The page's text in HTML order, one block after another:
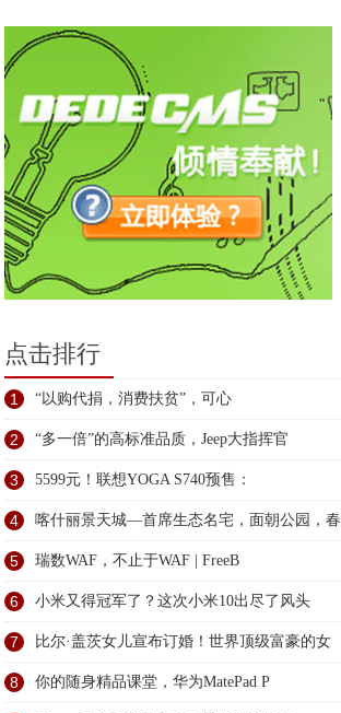
无知》
点击排行
1 “以购代捐，消费扶贫”，可心
2 “多一倍”的高标准品质，Jeep大指挥官
3 5599元！联想YOGA S740预售：
4 喀什丽景天城—首席生态名宅，面朝公园，春
5 瑞数WAF，不止于WAF | FreeB
6 小米又得冠军了？这次小米10出尽了风头
7 比尔·盖茨女儿宣布订婚！世界顶级富豪的女
8 你的随身精品课堂，华为MatePad P